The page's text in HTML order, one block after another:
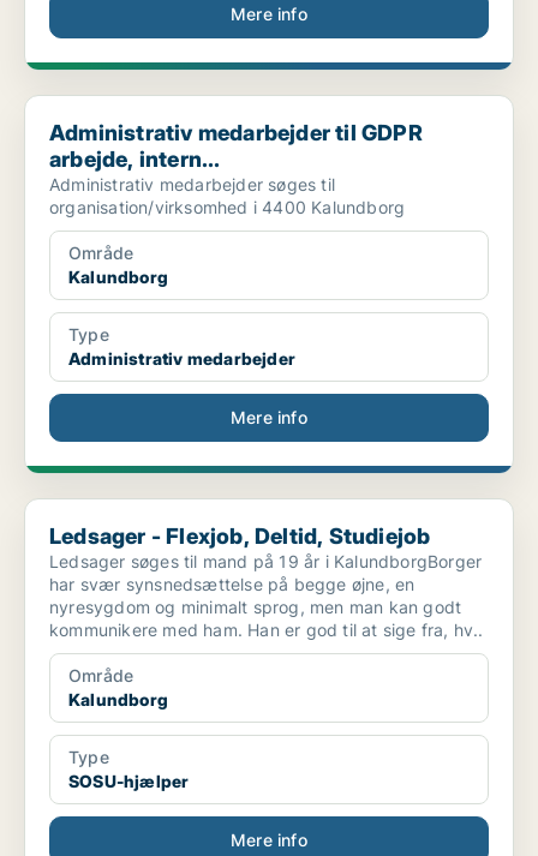
Mere info
Administrativ medarbejder til GDPR arbejde, intern...
Administrativ medarbejder til GDPR
arbejde, intern...
Administrativ medarbejder søges til
organisation/virksomhed i 4400 Kalundborg
Område
Kalundborg
Type
Administrativ medarbejder
Mere info
Ledsager - Flexjob, Deltid, Studiejob
Ledsager - Flexjob, Deltid, Studiejob
Ledsager søges til mand på 19 år i KalundborgBorger
har svær synsnedsættelse på begge øjne, en
nyresygdom og minimalt sprog, men man kan godt
kommunikere med ham. Han er god til at sige fra, hv..
Område
Kalundborg
Type
SOSU-hjælper
Mere info